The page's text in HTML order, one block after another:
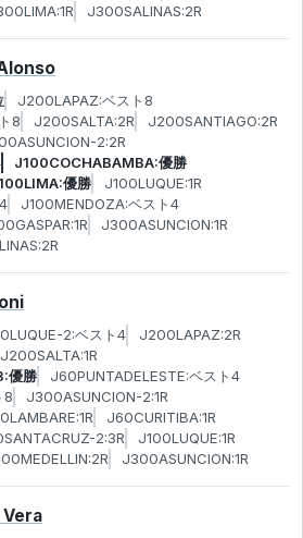
J300SALINAS:2R
J200LAPAZ:ベスト8
8
J200SALTA:2R
J200SANTIAGO:2R
2:2R
J100COCHABAMBA:優勝
優勝
J100LUQUE:1R
J100MENDOZA:ベスト4
J300ASUNCION:1R
2:ベスト4
J200LAPAZ:2R
J200SALTA:1R
優勝
J60PUNTADELESTE:ベスト4
8
J300ASUNCION-2:1R
J60CURITIBA:1R
2:3R
J100LUQUE:1R
J300ASUNCION:1R